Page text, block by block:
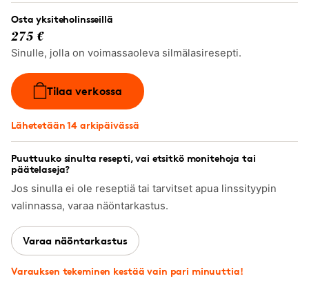
Osta yksiteholinsseillä
275 €
Sinulle, jolla on voimassaoleva silmälasiresepti.
Tilaa verkossa
Lähetetään 14 arkipäivässä
Puuttuuko sinulta resepti, vai etsitkö monitehoja tai
päätelaseja?
Jos sinulla ei ole reseptiä tai tarvitset apua linssityypin
valinnassa, varaa näöntarkastus.
Varaa näöntarkastus
Varauksen tekeminen kestää vain pari minuuttia!